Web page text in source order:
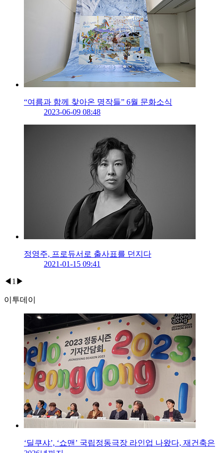
“여름과 함께 찾아온 명작들” 6월 문화소식
2023-06-09 08:48
정영주, 프로듀서로 출사표를 던지다
2021-01-15 09:41
◀ 1 ▶
이투데이
‘딜쿠샤’, ‘쇼맨’ 국립정동극장 라인업 나왔다, 재건축은